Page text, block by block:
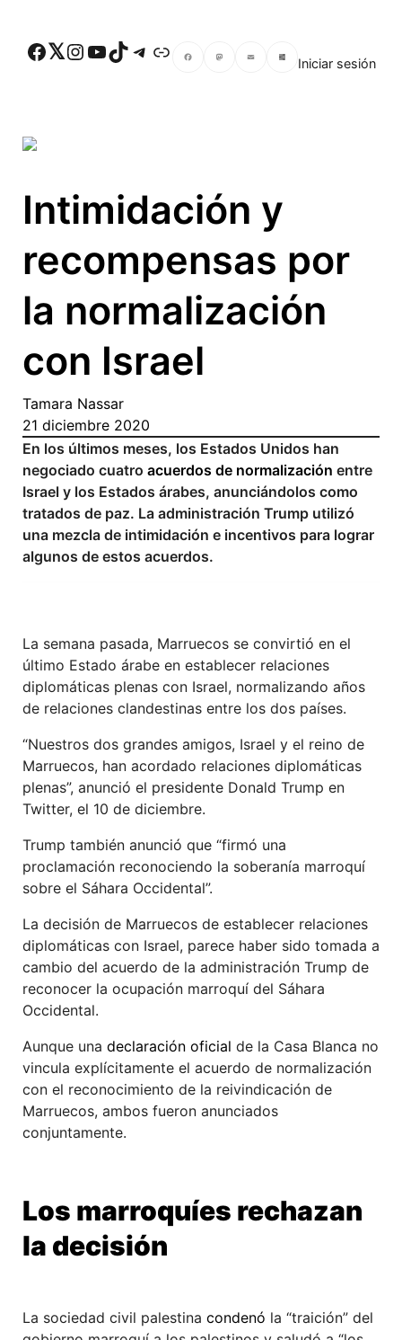
Facebook Twitter Instagram YouTube TikTok Telegram Enlace
Iniciar sesión
Intimidación y
recompensas por
la normalización
con Israel
Tamara Nassar
21 diciembre 2020
En los últimos meses, los Estados Unidos han
negociado cuatro acuerdos de normalización entre
Israel y los Estados árabes, anunciándolos como
tratados de paz. La administración Trump utilizó
una mezcla de intimidación e incentivos para lograr
algunos de estos acuerdos.
La semana pasada, Marruecos se convirtió en el
último Estado árabe en establecer relaciones
diplomáticas plenas con Israel, normalizando años
de relaciones clandestinas entre los dos países.
“Nuestros dos grandes amigos, Israel y el reino de
Marruecos, han acordado relaciones diplomáticas
plenas”, anunció el presidente Donald Trump en
Twitter, el 10 de diciembre.
Trump también anunció que “firmó una
proclamación reconociendo la soberanía marroquí
sobre el Sáhara Occidental”.
La decisión de Marruecos de establecer relaciones
diplomáticas con Israel, parece haber sido tomada a
cambio del acuerdo de la administración Trump de
reconocer la ocupación marroquí del Sáhara
Occidental.
Aunque una declaración oficial de la Casa Blanca no
vincula explícitamente el acuerdo de normalización
con el reconocimiento de la reivindicación de
Marruecos, ambos fueron anunciados
conjuntamente.
Los marroquíes rechazan
la decisión
La sociedad civil palestina condenó la “traición” del